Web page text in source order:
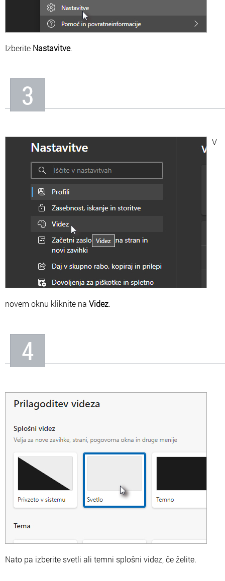
Izberite Nastavitve.
3
V
novem oknu kliknite na Videz.
4
Nato pa izberite svetli ali temni splošni videz, če želite.